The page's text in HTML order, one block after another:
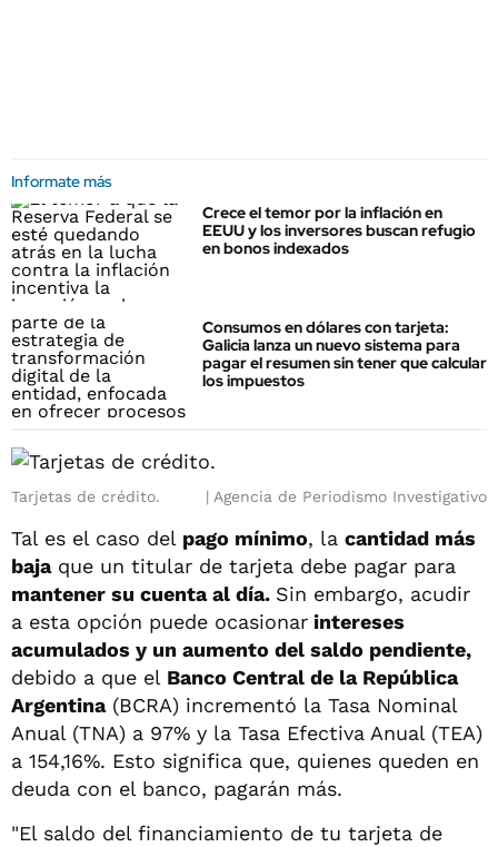
Informate más
Crece el temor por la inflación en
EEUU y los inversores buscan refugio
en bonos indexados
Consumos en dólares con tarjeta:
Galicia lanza un nuevo sistema para
pagar el resumen sin tener que calcular
los impuestos
Tarjetas de crédito. Agencia de Periodismo Investigativo
Tal es el caso del pago mínimo, la cantidad más
bajaque un titular de tarjeta debe pagar para
mantener su cuenta al día. Sin embargo, acudir
a esta opción puede ocasionar intereses
acumulados y un aumento del saldo pendiente,
debido a que el Banco Central de la República
Argentina(BCRA) incrementó la Tasa Nominal
Anual (TNA) a 97% y la Tasa Efectiva Anual (TEA)
a 154,16%. Esto significa que, quienes queden en
deuda con el banco, pagarán más.
"El saldo del financiamiento de tu tarjeta de